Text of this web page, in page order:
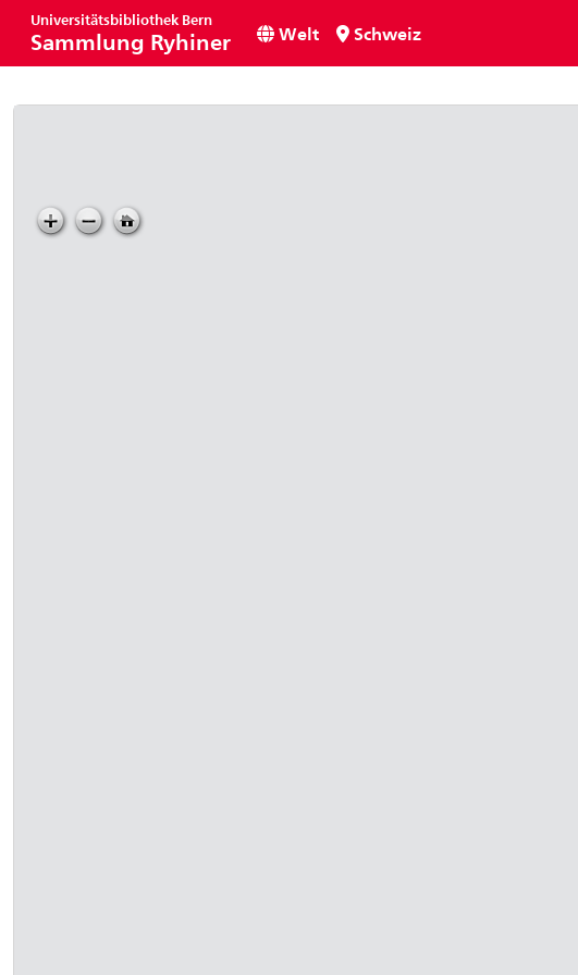
Universitätsbibliothek Bern
Sammlung Ryhiner Welt Schweiz